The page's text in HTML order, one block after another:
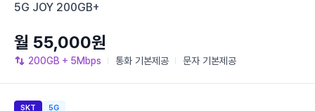
5G JOY 200GB+
200GB + 5Mbps 통화 기본제공 문자 기본제공
월 55,000원
SKT 5G